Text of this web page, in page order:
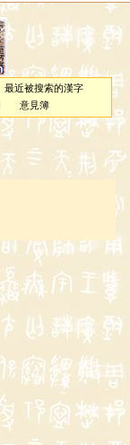
最近被搜索的漢字
意見簿